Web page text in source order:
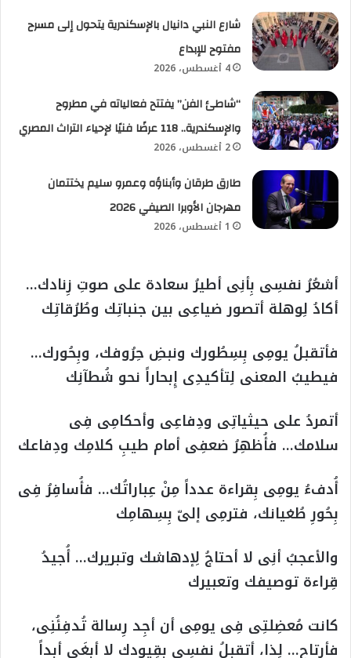
شارع النبي دانيال بالإسكندرية يتحول إلى مسرح
مفتوح للإبداع
4 أغسطس، 2026
“شاطئ الفن” يفتتح فعالياته في مطروح
والإسكندرية.. 118 عرضًا فنيًا لإحياء التراث المصري
2 أغسطس، 2026
طارق طرقان وأبناؤه وعمرو سليم يختتمان
مهرجان الأوبرا الصيفي 2026
1 أغسطس، 2026
أشعُرُ نفسِى بِأنِى أطيرُ سعادة على صوتِ زِنادك…
أكادُ لِوهلة أتصور ضياعِى بين جنباتِك وطُرُقاتِك
فأتقبلُ يومِى بِسِطُورك ونبضِ حِرُوفك، وبِحُورك…
فيطيبُ المعنى لِتأكيدِى إِبحاراً نحو شُطآنِك
أتمردُ على حيثياتِى ودِفاعِى وأحكامِى فِى
سلامك… فأُظهِرُ ضعفِى أمام طيبِ كلامِك ودِفاعك
أُدفءُ يومِى بِقراءة عدداً مِنْ عِباراتُك… فأُسافِرُ فِى
بِحُورِ طُغيانك، فترمِى إلىّ بِسِهامِك
والأعجبُ أنِى لا أحتاجُ لِإدهاشك وتبريرك… أُجيدُ
قِراءة توصيفك وتعبيرك
كانت مُعضِلتِى فِى يومِى أن أجِد رِسالة تُدفِئُنِى،
فأرتاح… لِذا، أتقبلُ نفسِى بِقِيودك لا أبغَى أبداً